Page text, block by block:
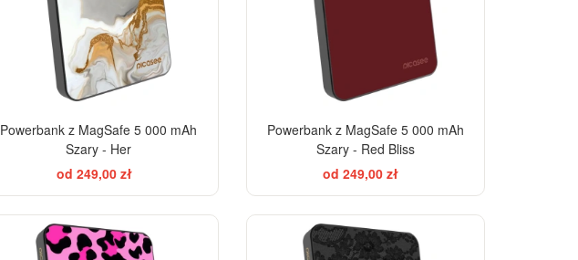
Powerbank z MagSafe 5 000 mAh
Szary - Her
od 249,00 zł
Powerbank z MagSafe 5 000 mAh
Szary - Red Bliss
od 249,00 zł